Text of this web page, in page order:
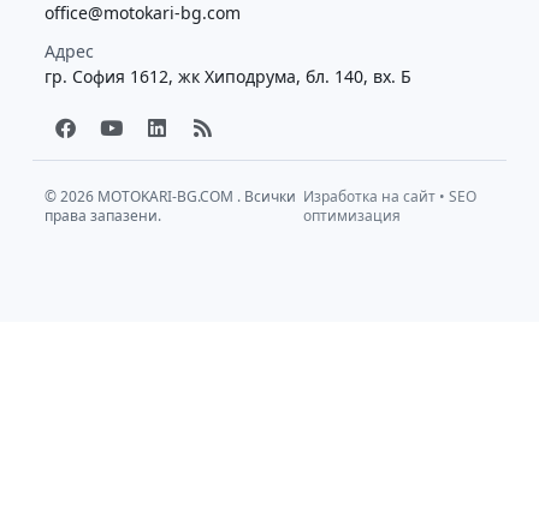
office@motokari-bg.com
Адрес
гр. София 1612, жк Хиподрума, бл. 140, вх. Б
F
a
c
b
o
Y
o
u
u
b
L
i
n
e
d
R
s
s
© 2026 MOTOKARI-BG.COM . Всички
права запазени.
Изработка на сайт •SEO
оптимизация